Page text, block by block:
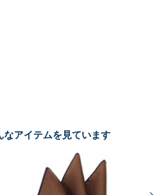
なアイテムを見ています